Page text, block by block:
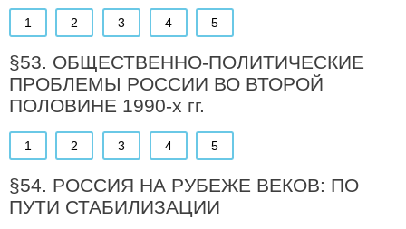
1 2 3 4 5
§53. ОБЩЕСТВЕННО-ПОЛИТИЧЕСКИЕ
ПРОБЛЕМЫ РОССИИ ВО ВТОРОЙ
ПОЛОВИНЕ 1990-х гг.
1 2 3 4 5
§54. РОССИЯ НА РУБЕЖЕ ВЕКОВ: ПО
ПУТИ СТАБИЛИЗАЦИИ